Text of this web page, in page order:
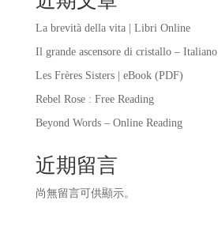
La brevità della vita | Libri Online
Il grande ascensore di cristallo – Italiano
Les Frères Sisters | eBook (PDF)
Rebel Rose : Free Reading
Beyond Words – Online Reading
近期留言
尚無留言可供顯示。